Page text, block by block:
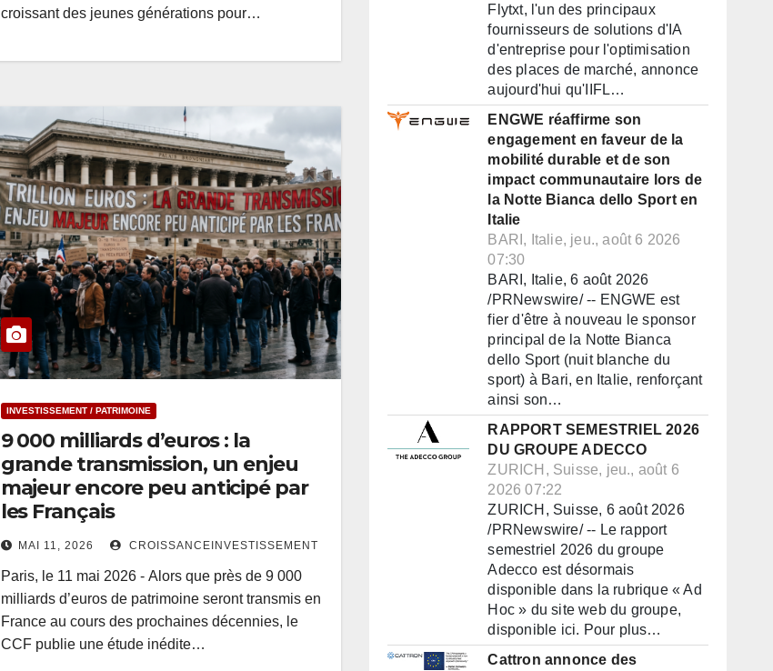
croissant des jeunes générations pour…
INVESTISSEMENT / PATRIMOINE
9 000 milliards d’euros : la
grande transmission, un enjeu
majeur encore peu anticipé par
les Français
MAI 11, 2026 CROISSANCEINVESTISSEMENT
Paris, le 11 mai 2026 - Alors que près de 9 000
milliards d’euros de patrimoine seront transmis en
France au cours des prochaines décennies, le
CCF publie une étude inédite…
Flytxt, l'un des principaux
fournisseurs de solutions d'IA
d'entreprise pour l'optimisation
des places de marché, annonce
aujourd'hui qu'IIFL…
ENGWE réaffirme son
engagement en faveur de la
mobilité durable et de son
impact communautaire lors de
la Notte Bianca dello Sport en
Italie
BARI, Italie, jeu., août 6 2026
07:30
BARI, Italie, 6 août 2026
/PRNewswire/ -- ENGWE est
fier d'être à nouveau le sponsor
principal de la Notte Bianca
dello Sport (nuit blanche du
sport) à Bari, en Italie, renforçant
ainsi son…
RAPPORT SEMESTRIEL 2026
DU GROUPE ADECCO
ZURICH, Suisse, jeu., août 6
2026 07:22
ZURICH, Suisse, 6 août 2026
/PRNewswire/ -- Le rapport
semestriel 2026 du groupe
Adecco est désormais
disponible dans la rubrique « Ad
Hoc » du site web du groupe,
disponible ici. Pour plus…
Cattron annonce des